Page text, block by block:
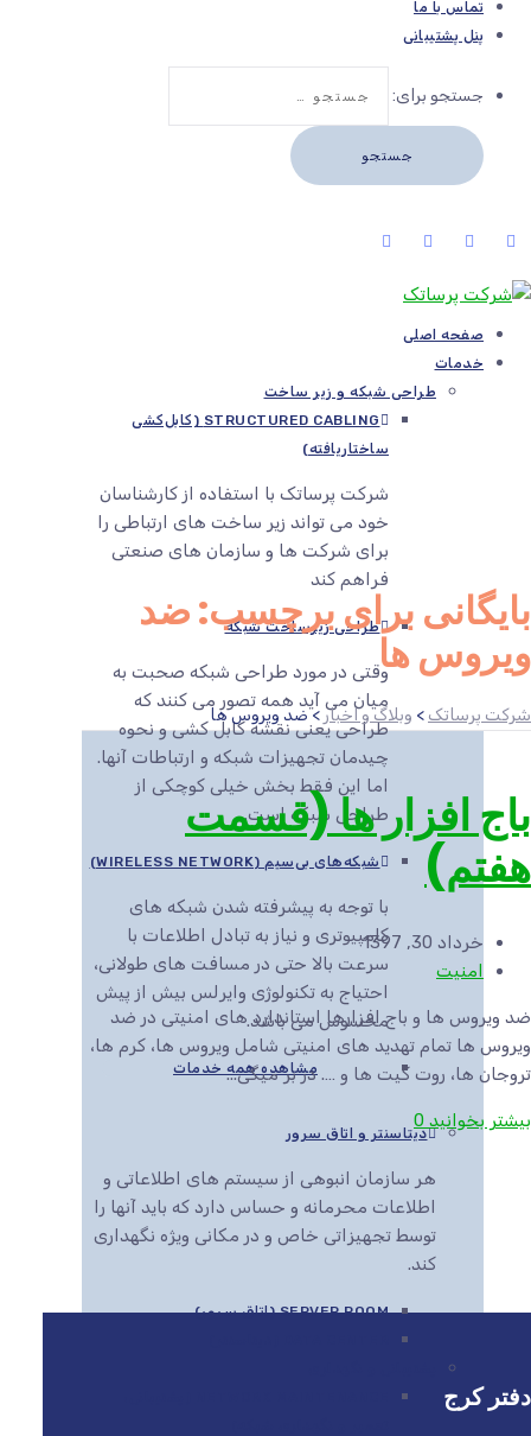
تماس با ما
پنل پشتیبانی
جستجو برای:
صفحه اصلی
خدمات
طراحی شبکه و زیر ساخت
STRUCTURED CABLING (کابل‌کشی
ساختاریافته)
شرکت پرساتک با استفاده از کارشناسان
خود می تواند زیر ساخت های ارتباطی را
برای شرکت ها و سازمان های صنعتی
فراهم کند
طراحی زیرساخت شبکه
وقتی در مورد طراحی شبکه صحبت به
میان می آید همه تصور می کنند که
طراحی یعنی نقشه کابل کشی و نحوه
چیدمان تجهیزات شبکه و ارتباطات آنها.
اما این فقط بخش خیلی کوچکی از
طراحی شبکه است.
شبکه‌های بی‌سیم (WIRELESS NETWORK)
با توجه به پیشرفته شدن شبکه های
کامپیوتری و نیاز به تبادل اطلاعات با
سرعت بالا حتی در مسافت های طولانی،
احتیاج به تکنولوژی وایرلس بیش از پیش
محسوس می باشد.
مشاهده همه خدمات
دیتاسنتر و اتاق سرور
هر سازمان انبوهی از سیستم های اطلاعاتی و
اطلاعات محرمانه و حساس دارد که باید آنها را
توسط تجهیزاتی خاص و در مکانی ویژه نگهداری
کند.
SERVER ROOM (اتاق سرور)
بایگانی برای برچسب: ضد
ویروس ها
شرکت پرساتک > وبلاگ و اخبار >ضد ویروس ها
باج افزار ها (قسمت
هفتم)
خرداد 30, 1397
امنیت
ضد ویروس ها و باج افزارها استاندارد های امنیتی در ضد
ویروس ها تمام تهدید های امنیتی شامل ویروس ها، کرم ها،
تروجان ها، روت کیت ها و …. در بر میگی...
بیشتر بخوانید 0
دفتر کرج